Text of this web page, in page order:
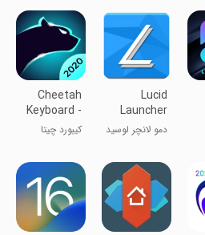
S10 تا S24
Lucid
Launcher
Demo
دمو لانچر لوسید
Cheetah
Keyboard -
Emoji,Swype,DIY
Themes
کیبورد چیتا